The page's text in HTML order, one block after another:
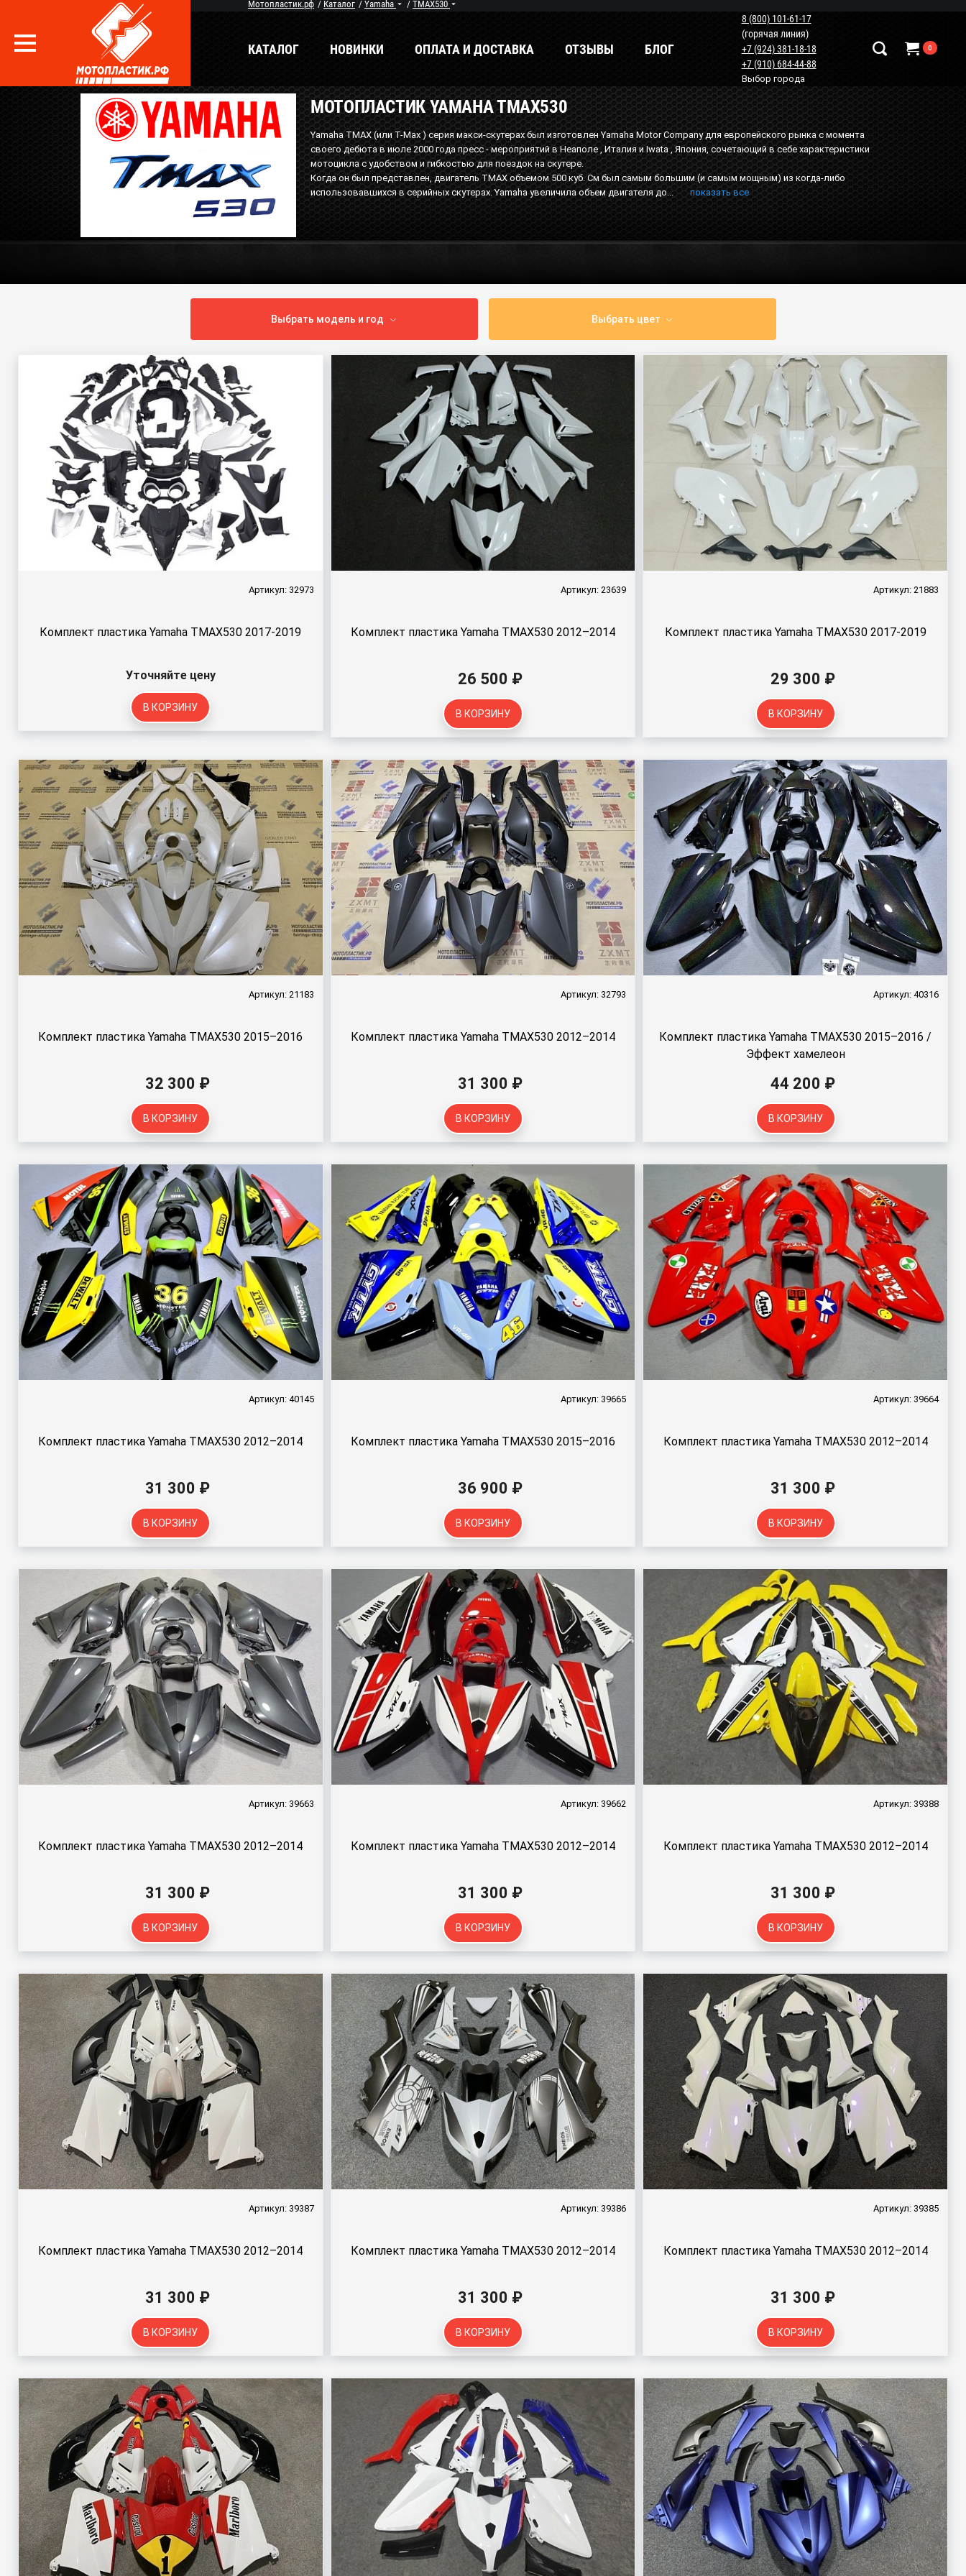
Вопрос / Ответ Бренды
О Магазине
Мы в соцсетях
Наши контакты
+7 (924) 381-18-18
+7 (910) 684-44-88
info@мотопластик.рф
КАТАЛОГ НОВИНКИ ОПЛАТА И ДОСТАВКА ОТЗЫВЫ БЛОГ
8 (800) 101-61-17
(горячая линия)
+7 (924) 381-18-18
+7 (910) 684-44-88
Выбор города
0
Мотопластик.рф / Каталог / Yamaha / TMAX530
МОТОПЛАСТИК YAMAHA TMAX530
Yamaha TMAX (или T-Max ) серия макси-скутерах был изготовлен Yamaha Motor Company для европейского рынка с момента
своего дебюта в июле 2000 года пресс - мероприятий в Неаполе , Италия и Iwata , Япония, сочетающий в себе характеристики
мотоцикла с удобством и гибкостью для поездок на скутере.
Когда он был представлен, двигатель TMAX объемом 500 куб. См был самым большим (и самым мощным) из когда-либо
использовавшихся в серийных скутерах. Yamaha увеличила объем двигателя до...
показать все
Выбрать модель и год Выбрать цвет
Артикул: 32973
Комплект пластика Yamaha TMAX530 2017-2019
Уточняйте цену
В КОРЗИНУ
Артикул: 23639
Комплект пластика Yamaha TMAX530 2012–2014
26 500 ₽
В КОРЗИНУ
Артикул: 21883
Комплект пластика Yamaha TMAX530 2017-2019
29 300 ₽
В КОРЗИНУ
Артикул: 21183
Комплект пластика Yamaha TMAX530 2015–2016
32 300 ₽
В КОРЗИНУ
Артикул: 32793
Комплект пластика Yamaha TMAX530 2012–2014
31 300 ₽
В КОРЗИНУ
Артикул: 40316
Комплект пластика Yamaha TMAX530 2015–2016 /
Эффект хамелеон
44 200 ₽
В КОРЗИНУ
Артикул: 40145
Комплект пластика Yamaha TMAX530 2012–2014
31 300 ₽
В КОРЗИНУ
Артикул: 39665
Комплект пластика Yamaha TMAX530 2015–2016
36 900 ₽
В КОРЗИНУ
Артикул: 39664
Комплект пластика Yamaha TMAX530 2012–2014
31 300 ₽
В КОРЗИНУ
Артикул: 39663
Комплект пластика Yamaha TMAX530 2012–2014
31 300 ₽
В КОРЗИНУ
Артикул: 39662
Комплект пластика Yamaha TMAX530 2012–2014
31 300 ₽
В КОРЗИНУ
Артикул: 39388
Комплект пластика Yamaha TMAX530 2012–2014
31 300 ₽
В КОРЗИНУ
Артикул: 39387
Комплект пластика Yamaha TMAX530 2012–2014
31 300 ₽
В КОРЗИНУ
Артикул: 39386
Комплект пластика Yamaha TMAX530 2012–2014
31 300 ₽
В КОРЗИНУ
Артикул: 39385
Комплект пластика Yamaha TMAX530 2012–2014
31 300 ₽
В КОРЗИНУ